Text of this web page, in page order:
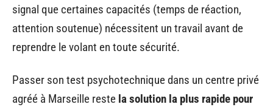
signal que certaines capacités (temps de réaction,
attention soutenue) nécessitent un travail avant de
reprendre le volant en toute sécurité.
Passer son test psychotechnique dans un centre privé
agréé à Marseille reste la solution la plus rapide pour